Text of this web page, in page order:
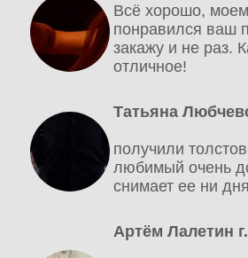
Всё хорошо,
понравился ваш
закажу и не раз.
отличное!
Татьяна
получили
любимый очень
снимает ее ни
Артём Лалетин